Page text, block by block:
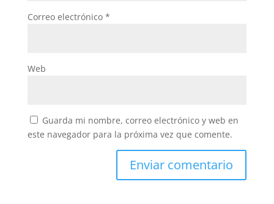
Correo electrónico *
Web
Guarda mi nombre, correo electrónico y web en
este navegador para la próxima vez que comente.